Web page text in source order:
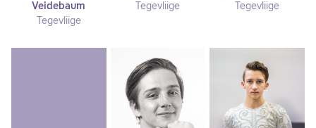
Veidebaum
Tegevliige
Tegevliige
Tegevliige